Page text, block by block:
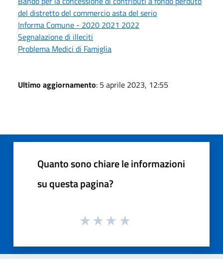
del distretto del commercio asta del serio
Informa Comune - 2020 2021 2022
Segnalazione di illeciti
Problema Medici di Famiglia
Ultimo aggiornamento: 5 aprile 2023, 12:55
Quanto sono chiare le informazioni
su questa pagina?